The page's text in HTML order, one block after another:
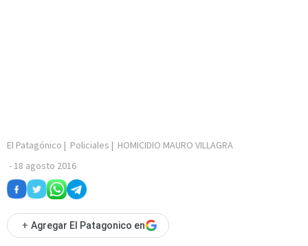
El Patagónico | Policiales | HOMICIDIO MAURO VILLAGRA
- 18 agosto 2016
+ Agregar El Patagonico en